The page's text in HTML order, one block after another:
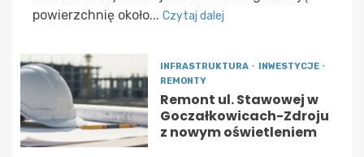
powierzchnię około... Czytaj dalej
INFRASTRUKTURA
INWESTYCJE
REMONTY
Remont ul. Stawowej w
Goczałkowicach-Zdroju
z nowym oświetleniem